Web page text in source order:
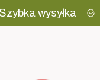
Szybka wysyłka